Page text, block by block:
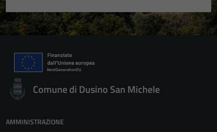
Comune di Dusino San Michele
AMMINISTRAZIONE